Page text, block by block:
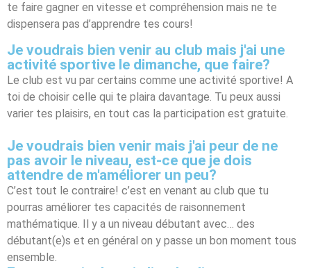
te faire gagner en vitesse et compréhension mais ne te
dispensera pas d’apprendre tes cours!
Je voudrais bien venir au club mais j'ai une
activité sportive le dimanche, que faire?
Le club est vu par certains comme une activité sportive! A
toi de choisir celle qui te plaira davantage. Tu peux aussi
varier tes plaisirs, en tout cas la participation est gratuite.
Je voudrais bien venir mais j'ai peur de ne
pas avoir le niveau, est-ce que je dois
attendre de m'améliorer un peu?
C’est tout le contraire! c’est en venant au club que tu
pourras améliorer tes capacités de raisonnement
mathématique. Il y a un niveau débutant avec… des
débutant(e)s et en général on y passe un bon moment tous
ensemble.